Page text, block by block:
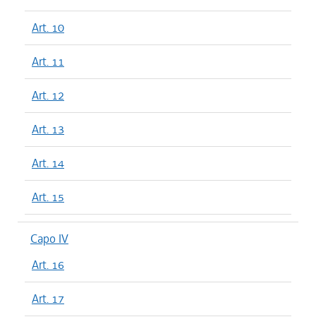
Art. 10
Art. 11
Art. 12
Art. 13
Art. 14
Art. 15
Capo IV
Art. 16
Art. 17